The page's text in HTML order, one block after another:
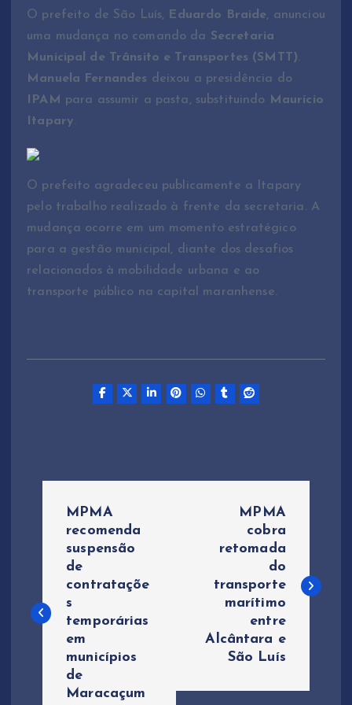
O prefeito de São Luís, Eduardo Braide, anunciou
uma mudança no comando da Secretaria
Municipal de Trânsito e Transportes (SMTT).
Manuela Fernandes deixou a presidência do
IPAM
para assumir a pasta, substituindo
Maurício
Itapary.
O prefeito agradeceu publicamente a Itapary
pelo trabalho realizado à frente da secretaria. A
mudança ocorre em um momento estratégico
para a gestão municipal, diante dos desafios
relacionados à mobilidade urbana e ao
transporte público na capital maranhense.
e
MPMA
recomenda
suspensão
de
contrataçõe
s
temporárias
em
municípios
de
Maracaçum
MPMA
cobra
retomada
do
transporte
marítimo
entre
Alcântara e
São Luís